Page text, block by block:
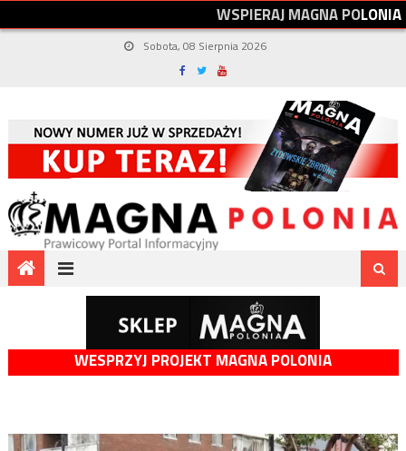
WSPIERAJMAGNAPOLONIA
Sobota, 08 Sierpnia 2026
WESPRZYJ PROJEKT MAGNA POLONIA